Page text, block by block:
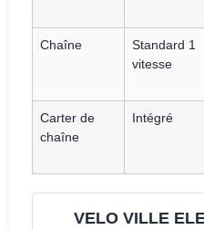
Chaîne
Standard 1
vitesse
Carter de
chaîne
Intégré
VELO VILLE